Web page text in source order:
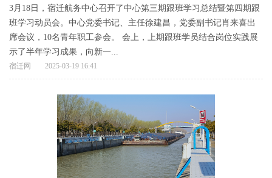
3月18日，宿迁航务中心召开了中心第三期跟班学习总结暨第四期跟
班学习动员会。中心党委书记、主任徐建昌，党委副书记肖来喜出
席会议，10名青年职工参会。 会上，上期跟班学员结合岗位实践展
示了半年学习成果，向新一...
宿迁网 2025-03-19 16:41